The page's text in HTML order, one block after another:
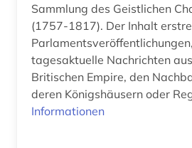
melchior, lauritz | musiker; sänger; tenor
&lt;sänger&gt;; opernsänger;
sänger (1)
mexiko (1)
Sammlung des Geistlichen
(1757-1817). Der Inhalt
tagesaktuelle Nachrichten
Britischen Empire, den
deren Königshäusern oder
Informationen